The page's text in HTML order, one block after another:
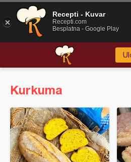
Kurkuma
Recepti - Kuvar
Recepti.com
Besplatna - Google Play